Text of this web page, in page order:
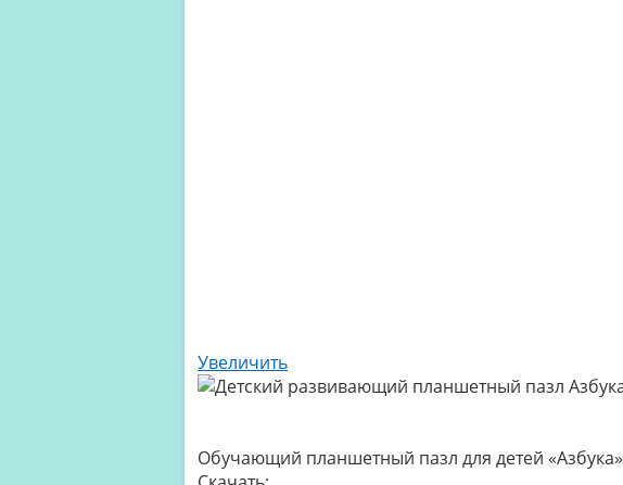
Увеличить
Обучающий планшетный пазл для детей «Азбука»